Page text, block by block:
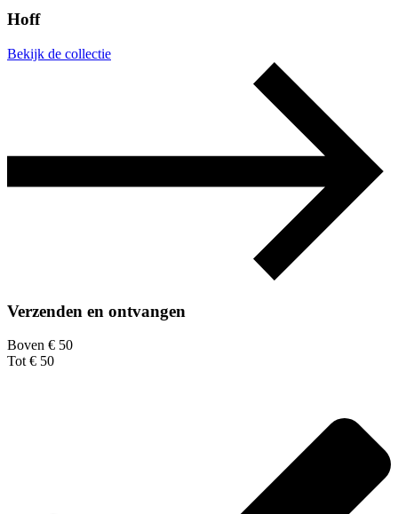
Hoff
Bekijk de collectie
Verzenden en ontvangen
Boven € 50
Tot € 50